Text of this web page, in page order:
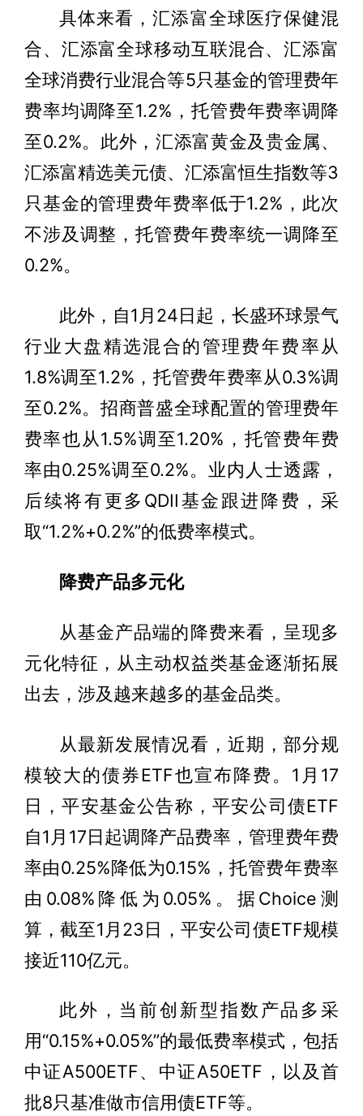
具体来看，汇添富全球医疗保健混
合、汇添富全球移动互联混合、汇添富
全球消费行业混合等5只基金的管理费年
费率均调降至1.2%，托管费年费率调降
至0.2%。此外，汇添富黄金及贵金属、
汇添富精选美元债、汇添富恒生指数等3
只基金的管理费年费率低于1.2%，此次
不涉及调整，托管费年费率统一调降至
0.2%。
此外，自1月24日起，长盛环球景气
行业大盘精选混合的管理费年费率从
1.8%调至1.2%，托管费年费率从0.3%调
至0.2%。招商普盛全球配置的管理费年
费率也从1.5%调至1.20%，托管费年费
率由0.25%调至0.2%。业内人士透露，
后续将有更多QDII基金跟进降费，采
取“1.2%+0.2%”的低费率模式。
降费产品多元化
从基金产品端的降费来看，呈现多
元化特征，从主动权益类基金逐渐拓展
出去，涉及越来越多的基金品类。
从最新发展情况看，近期，部分规
模较大的债券ETF也宣布降费。1月17
日，平安基金公告称，平安公司债ETF
自1月17日起调降产品费率，管理费年费
率由0.25%降低为0.15%，托管费年费率
由0.08%降低为0.05%。据Choice测
算，截至1月23日，平安公司债ETF规模
接近110亿元。
此外，当前创新型指数产品多采
用“0.15%+0.05%”的最低费率模式，包括
中证A500ETF、中证A50ETF，以及首
批8只基准做市信用债ETF等。